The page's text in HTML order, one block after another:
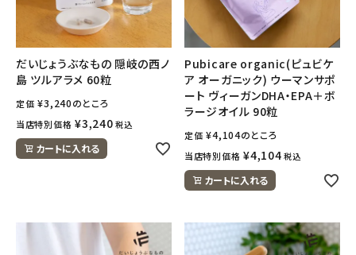
だいじょうぶなもの 隠岐の西ノ
島 ツルアラメ 60粒
定価 ¥3,240のところ
当店特別価格 ¥3,240 税込
カートに入れる
Pubicare organic(ピュビケ
ア オーガニック) ウーマンサポ
ート ヴィーガンDHA・EPA＋ボ
ラージオイル 90粒
定価 ¥4,104のところ
当店特別価格 ¥4,104 税込
カートに入れる